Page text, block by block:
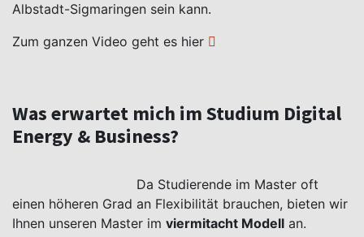
Albstadt-Sigmaringen sein kann.
Zum ganzen Video geht es hier
Was erwartet mich im Studium Digital
Energy & Business?
Da Studierende im Master oft
einen höheren Grad an Flexibilität brauchen, bieten wir
Ihnen unseren Master im viermitacht Modell an.